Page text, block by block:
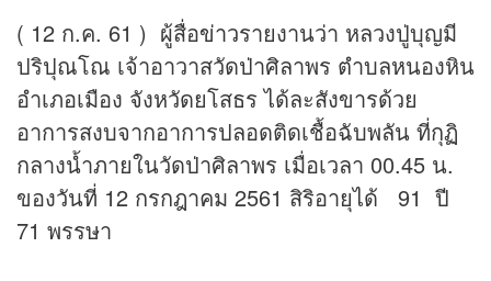
( 12 ก.ค. 61 ) ผู้สื่อข่าวรายงานว่า หลวงปู่บุญมี
ปริปุณโณ เจ้าอาวาสวัดป่าศิลาพร ตำบลหนองหิน
อำเภอเมือง จังหวัดยโสธร ได้ละสังขารด้วย
อาการสงบจากอาการปลอดติดเชื้อฉับพลัน ที่กุฏิ
กลางน้ำภายในวัดป่าศิลาพร เมื่อเวลา 00.45 น.
ของวันที่ 12 กรกฎาคม 2561 สิริอายุได้ 91 ปี
71 พรรษา